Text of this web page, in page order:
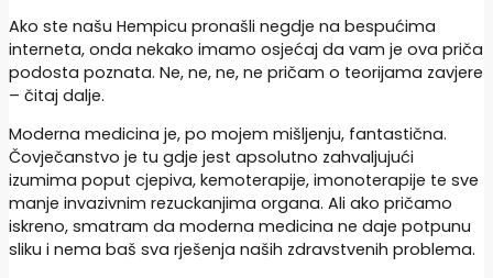
Ako ste našu Hempicu pronašli negdje na bespućima
interneta, onda nekako imamo osjećaj da vam je ova priča
podosta poznata. Ne, ne, ne, ne pričam o teorijama zavjere
– čitaj dalje.
Moderna medicina je, po mojem mišljenju, fantastična.
Čovječanstvo je tu gdje jest apsolutno zahvaljujući
izumima poput cjepiva, kemoterapije, imonoterapije te sve
manje invazivnim rezuckanjima organa. Ali ako pričamo
iskreno, smatram da moderna medicina ne daje potpunu
sliku i nema baš sva rješenja naših zdravstvenih problema.